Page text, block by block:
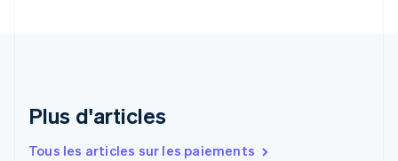
Plus d'articles
Tous les articles sur les paiements
English
Espagne